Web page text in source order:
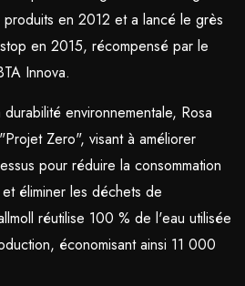
produits en 2012 et a lancé le grès
en 2015, récompensé par le
Innova.
environnementale, Rosa
Zero", visant à améliorer
pour réduire la consommation
éliminer les déchets de
réutilise 100 % de l'eau utilisée
économisant ainsi 11 000